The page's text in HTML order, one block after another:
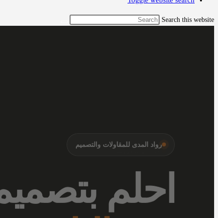
Search this website
أرقى